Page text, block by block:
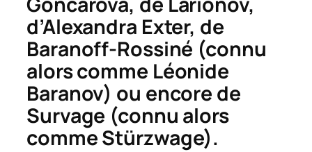
d’Alexandra Exter, de
Baranoff-Rossiné (connu
alors comme Léonide
Baranov) ou encore de
Survage (connu alors
comme Stürzwage).